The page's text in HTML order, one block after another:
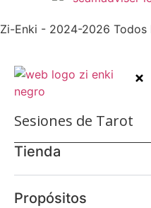
Zi-Enki - 2024-2026 Todos
Sesiones de Tarot
Tienda
Propósitos